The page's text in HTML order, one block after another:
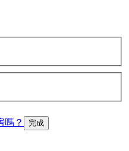
嗎？ 完成